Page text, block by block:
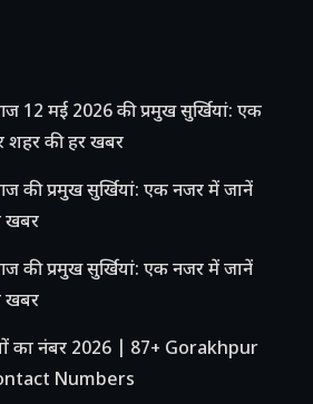
12 मई 2026 की प्रमुख सुर्खियां: एक
शहर की हर खबर
की प्रमुख सुर्खियां: एक नजर में जानें
खबर
की प्रमुख सुर्खियां: एक नजर में जानें
खबर
का नंबर 2026 | 87+ Gorakhpur
Numbers